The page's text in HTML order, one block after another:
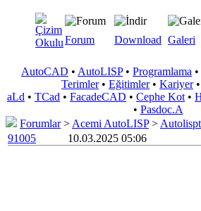
Forum Download Galeri
AutoCAD • AutoLISP• Programlama •
Terimler• Eğitimler• Kariyer•
aLd • TCad • FacadeCAD • Cephe Kot •
• Pasdoc.A
Forumlar> Acemi AutoLISP>
91005
10.03.2025 05:06